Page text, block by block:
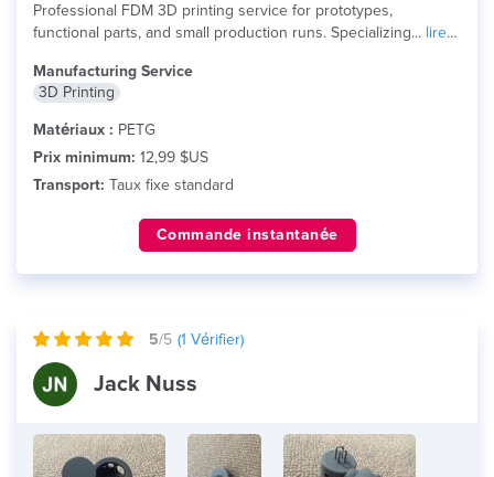
Professional FDM 3D printing service for prototypes,
functional parts, and small production runs. Specializing... lire
Manufacturing Service
3D Printing
Matériaux : PETG
Prix minimum: 12,99 $US
Transport: Taux fixe standard
Commande instantanée
5/5 (1 Vérifier)
Jack Nuss